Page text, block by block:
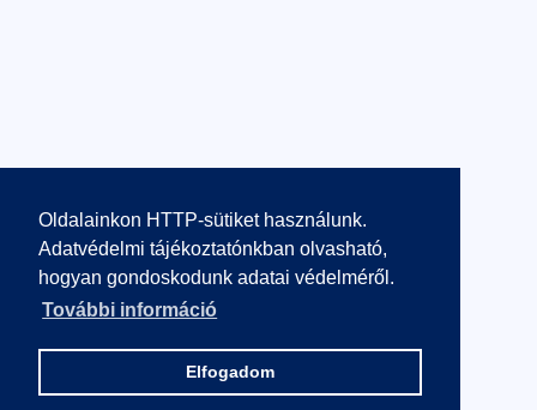
Oldalainkon HTTP-sütiket használunk.
Adatvédelmi tájékoztatónkban olvasható,
hogyan gondoskodunk adatai védelméről.
További információ
Elfogadom